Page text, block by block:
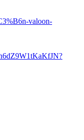
valoon-